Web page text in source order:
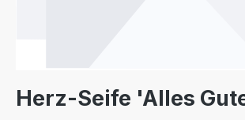
Herz-Seife 'Alles